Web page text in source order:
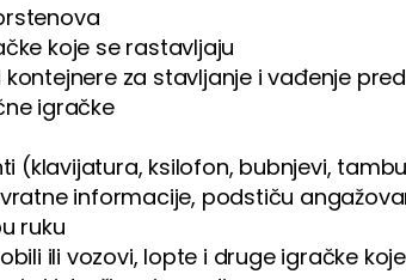
koje se rastavljaju
kontejnere za stavljanje i vađenje
igračke
(klavijatura, ksilofon, bubnjevi,
informacije, podstiču
ruku
ili vozovi, lopte i druge igračke